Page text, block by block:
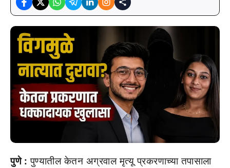
पुणे : पुण्यातील केतन अग्रवाल मृत्यू प्रकरणाच्या तपासाला